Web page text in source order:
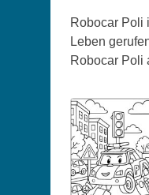
Robocar Poli
Leben
Robocar Poli